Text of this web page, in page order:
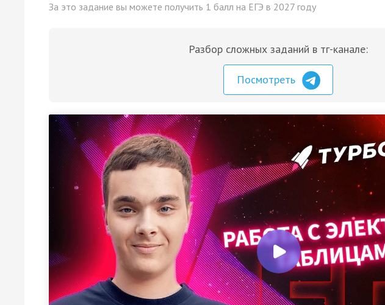
За это задание вы можете получить 1 балл на ЕГЭ в 2027 году
Разбор сложных заданий в тг-канале:
Посмотреть